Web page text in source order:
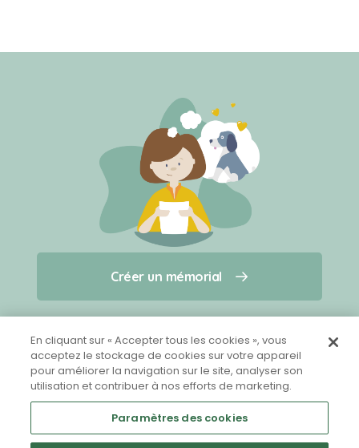
Créer un mémorial
Qui sommes-nous ?
Nous contacter
Partager sur Facebook
Créer un mémorial
En cliquant sur « Accepter tous les cookies », vous
acceptez le stockage de cookies sur votre appareil
pour améliorer la navigation sur le site, analyser son
utilisation et contribuer à nos efforts de marketing.
Paramètres des cookies